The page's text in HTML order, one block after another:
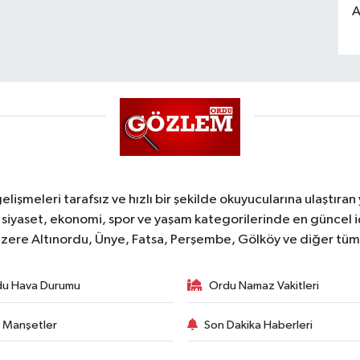
tarafsız ve hızlı bir şekilde okuyucularına
ekonomi, spor ve yaşam kategorilerinde en
Altınordu, Ünye, Fatsa, Perşembe, Gölköy ve diğer
Hava Durumu Ordu Namaz Vakitleri
Manşetler Son Dakika Haberleri